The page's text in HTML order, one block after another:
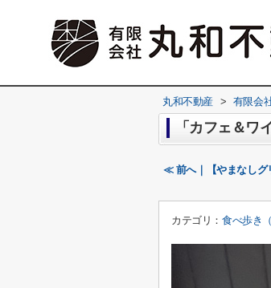
丸和不動産 > 有限会
「カフェ＆
≪ 前へ｜【やまなしグ
カテゴリ：食べ歩き